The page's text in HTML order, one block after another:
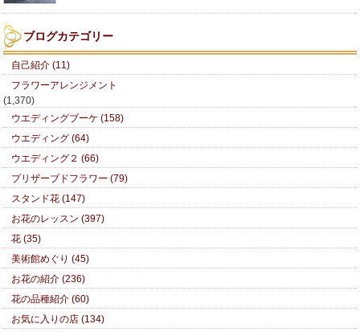
ブログカテゴリー
自己紹介 (11)
フラワーアレンジメント
(1,370)
ウエディングブーケ (158)
ウエディング (64)
ウエディング２ (66)
プリザーブドフラワー (79)
スタンド花 (147)
お花のレッスン (397)
花 (35)
美術館めぐり (45)
お花の紹介 (236)
花の品種紹介 (60)
お気に入りの店 (134)